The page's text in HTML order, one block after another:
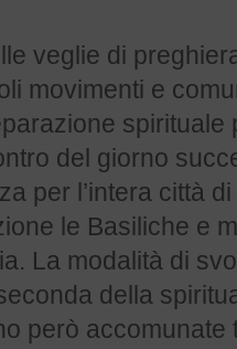
veglie di
movimenti e
spirituale
del giorno
per l’intera città
le Basiliche e
La modalità di
della
però accomunate